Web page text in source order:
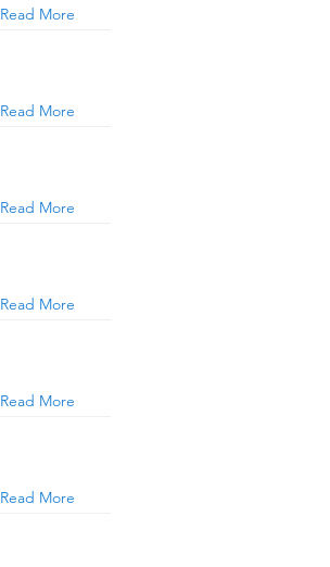
Read More
Read More
Read More
Read More
Read More
Read More